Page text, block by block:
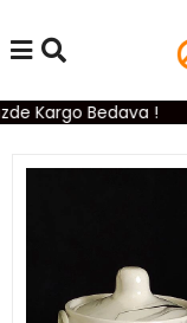
Kargo Bedava !